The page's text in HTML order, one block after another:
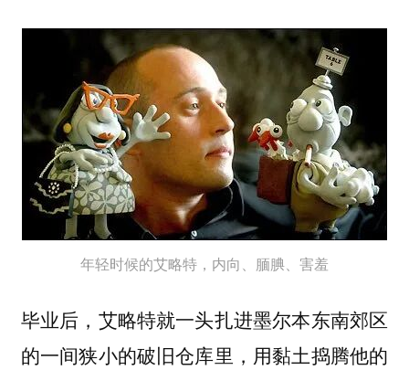
年轻时候的艾略特，内向、腼腆、害羞
毕业后，艾略特就一头扎进墨尔本东南郊区
的一间狭小的破旧仓库里，用黏土捣腾他的